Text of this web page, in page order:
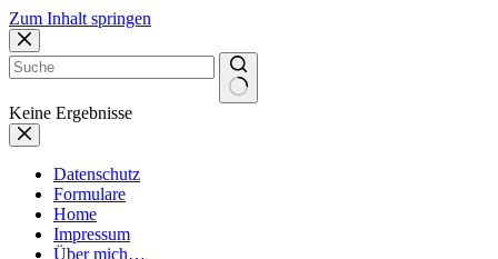
Zum Inhalt springen
Keine Ergebnisse
Datenschutz
Formulare
Home
Impressum
Über mich…